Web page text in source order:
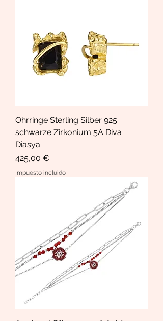
Ohrringe Sterling Silber 925
schwarze Zirkonium 5A Diva
Diasya
Precio
425,00 €
Impuesto incluido